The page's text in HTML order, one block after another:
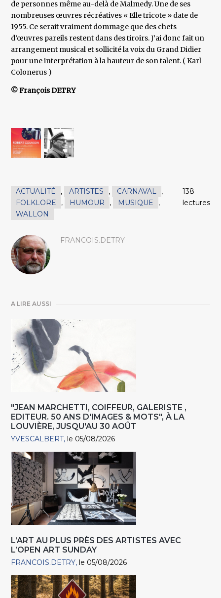
de personnes même au-delà de Malmedy. Une de ses
nombreuses œuvres récréatives « Elle tricote » date de
1955. Ce serait vraiment dommage que des chefs
d’œuvres pareils restent dans des tiroirs. J’ai donc fait un
arrangement musical et sollicité la voix du Grand Didier
pour une interprétation à la hauteur de son talent. ( Karl
Colonerus )
© François DETRY
ACTUALITÉ , ARTISTES , CARNAVAL
,
FOLKLORE
, HUMOUR , MUSIQUE
,
WALLON
138
lectures
FRANCOIS.DETRY
A LIRE AUSSI
"JEAN MARCHETTI, COIFFEUR, GALERISTE ,
EDITEUR. 50 ANS D'IMAGES & MOTS", À LA
LOUVIÈRE, JUSQU'AU 30 AOÛT
YVESCALBERT le 05/08/2026
L’ART AU PLUS PRÈS DES ARTISTES AVEC
L’OPEN ART SUNDAY
FRANCOIS.DETRY le 05/08/2026